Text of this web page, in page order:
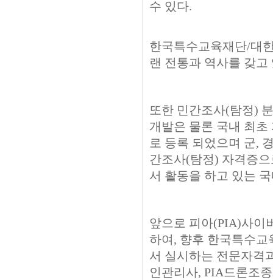
수 있다.
한국특수교육재단/대
랜 전통과 역사를 갖
또한 민간조사(탐정)
개발은 물론 국내 최
로 등록 되었으며 군,
간조사(탐정) 자격증
서 활동을 하고 있는
앞으로 피아(PIA)사이
하여, 향후 한국특수
서 실시하는 전문자격
인관리사, PIA드론조